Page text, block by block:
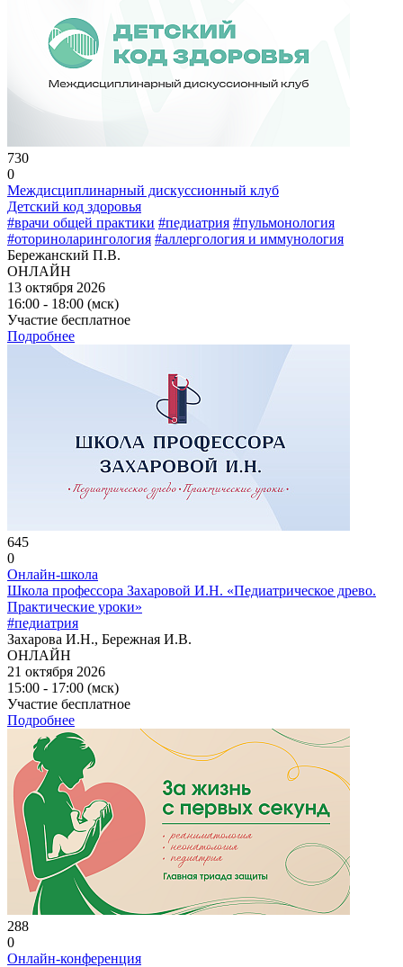
730
0
Междисциплинарный дискуссионный клуб
Детский код здоровья
#врачи общей практики #педиатрия #пульмонология
#оториноларингология #аллергология и иммунология
Бережанский П.В.
ОНЛАЙН
13 октября 2026
16:00 - 18:00 (мск)
Участие бесплатное
Подробнее
645
0
Онлайн-школа
Школа профессора Захаровой И.Н. «Педиатрическое древо.
Практические уроки»
#педиатрия
Захарова И.Н., Бережная И.В.
ОНЛАЙН
21 октября 2026
15:00 - 17:00 (мск)
Участие бесплатное
Подробнее
288
0
Онлайн-конференция